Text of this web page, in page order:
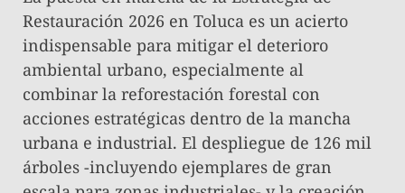
Restauración 2026 en Toluca es un acierto
indispensable para mitigar el deterioro
ambiental urbano, especialmente al
combinar la reforestación forestal con
acciones estratégicas dentro de la mancha
urbana e industrial. El despliegue de 126 mil
árboles -incluyendo ejemplares de gran